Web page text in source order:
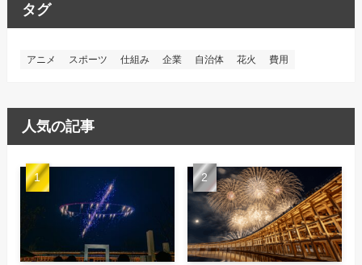
タグ
アニメ スポーツ 仕組み 企業 自治体 花火 費用
人気の記事